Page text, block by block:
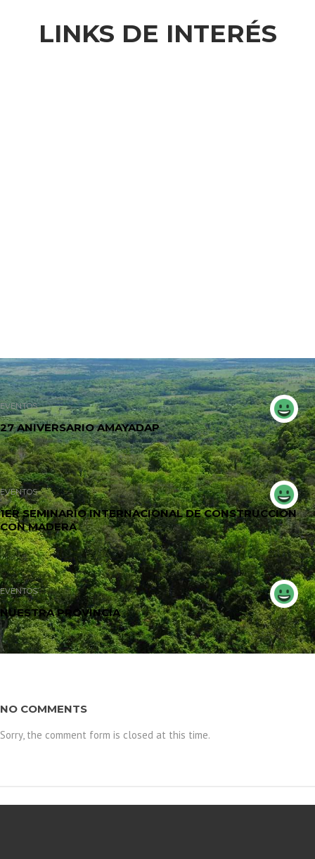
LINKS DE INTERÉS
EVENTOS
27 ANIVERSARIO AMAYADAP
EVENTOS
1ER SEMINARIO INTERNACIONAL DE CONSTRUCCIÓN
CON MADERA
EVENTOS
NUESTRA PROVINCIA
NO COMMENTS
Sorry, the comment form is closed at this time.